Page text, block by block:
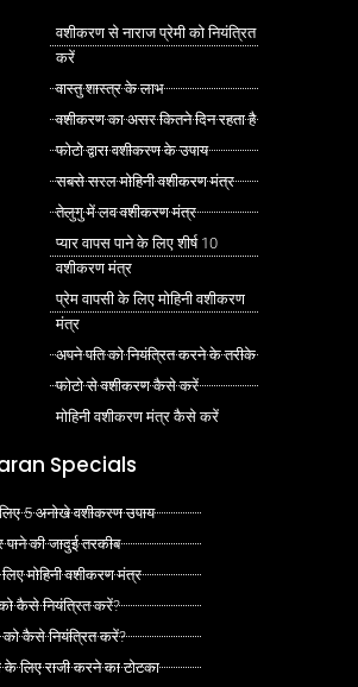
वशीकरण से नाराज प्रेमी को नियंत्रित
करें
वास्तु शास्त्र के लाभ
वशीकरण का असर कितने दिन रहता है
फोटो द्वारा वशीकरण के उपाय
सबसे सरल मोहिनी वशीकरण मंत्र
तेलुगु में लव वशीकरण मंत्र
प्यार वापस पाने के लिए शीर्ष 10
वशीकरण मंत्र
प्रेम वापसी के लिए मोहिनी वशीकरण
मंत्र
अपने पति को नियंत्रित करने के तरीके
फोटो से वशीकरण कैसे करें
मोहिनी वशीकरण मंत्र कैसे करें
Specials
लिए 5 अनोखे वशीकरण उपाय
पाने की जादुई तरकीब
मोहिनी वशीकरण मंत्र
कैसे नियंत्रित करें?
को कैसे नियंत्रित करें?
के लिए राजी करने का टोटका